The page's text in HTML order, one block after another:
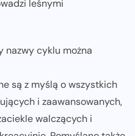
leśnymi
nazwy cyklu można
są z myślą o wszystkich
i zaawansowanych,
walczących i